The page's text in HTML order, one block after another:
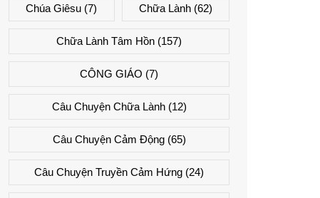
Chúa Giêsu (7) Chữa Lành(62)
Chữa Lành Tâm Hồn (157)
CÔNG GIÁO (7)
Câu Chuyện Chữa Lành(12)
Câu Chuyện Cảm Động(65)
Câu Chuyện Truyền Cảm Hứng (24)